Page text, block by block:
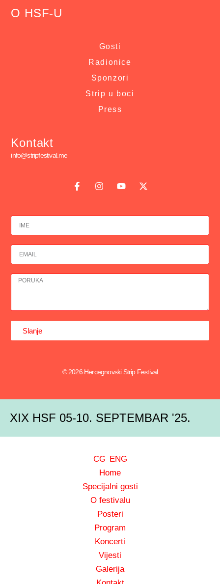
Kontakt
info@stripfestival.me
Slanje
O HSF-U
Gosti
Radionice
Sponzori
Strip u boci
Press
© 2026 Hercegnovski Strip Festival
XIX HSF 05-10. SEPTEMBAR '25.
CG ENG
Home
Specijalni gosti
O festivalu
Posteri
Program
Koncerti
Vijesti
Galerija